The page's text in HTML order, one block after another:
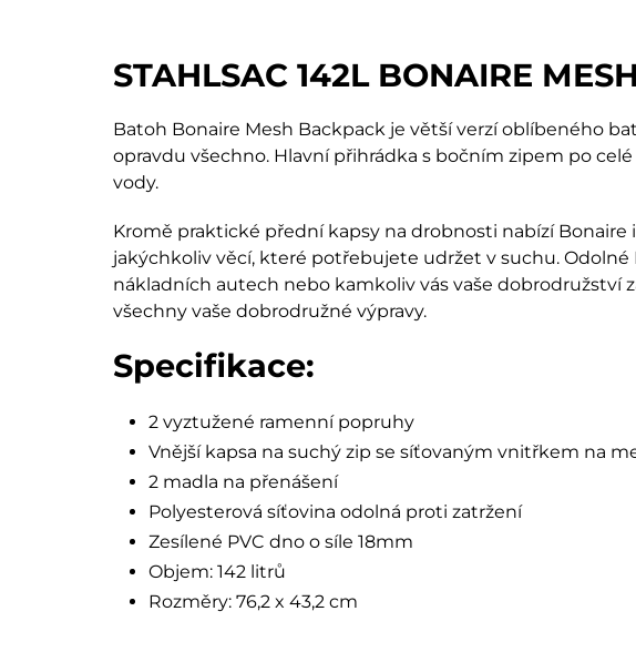
STAHLSAC 142L BONAIRE
Batoh Bonaire Mesh Backpack je větší verzí oblíbeného
opravdu všechno. Hlavní přihrádka s bočním zipem po
vody.
Kromě praktické přední kapsy na drobnosti nabízí
jakýchkoliv věcí, které potřebujete udržet v suchu.
nákladních autech nebo kamkoliv vás vaše dobrodružství
všechny vaše dobrodružné výpravy.
Specifikace:
2 vyztužené ramenní popruhy
Vnější kapsa na suchý zip se síťovaným vnitřkem na
2 madla na přenášení
Polyesterová síťovina odolná proti zatržení
Zesílené PVC dno o síle 18mm
Objem: 142 litrů
Rozměry: 76,2 x 43,2 cm